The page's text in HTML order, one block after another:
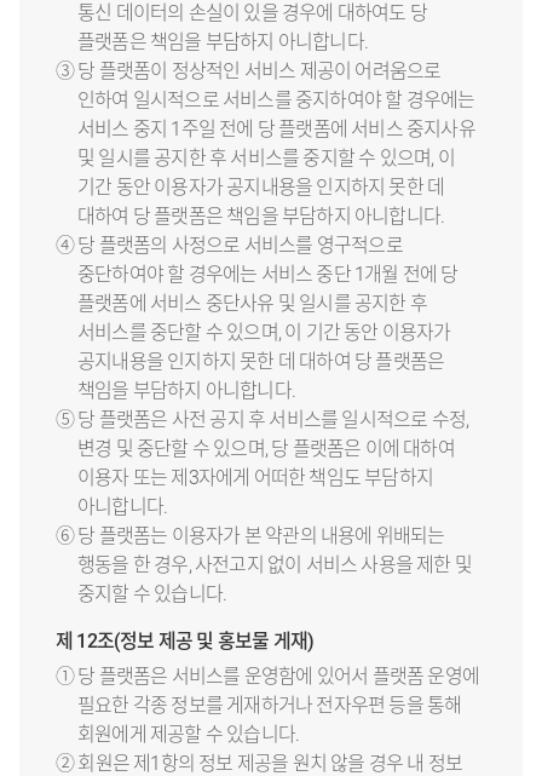
통신 데이터의 손실이 있을 경우에 대하여도 당
플랫폼은 책임을 부담하지 아니합니다.
③ 당 플랫폼이 정상적인 서비스 제공이 어려움으로
인하여 일시적으로 서비스를 중지하여야 할 경우에는
서비스 중지 1주일 전에 당 플랫폼에 서비스 중지사유
및 일시를 공지한 후 서비스를 중지할 수 있으며, 이
기간 동안 이용자가 공지내용을 인지하지 못한 데
대하여 당 플랫폼은 책임을 부담하지 아니합니다.
④ 당 플랫폼의 사정으로 서비스를 영구적으로
중단하여야 할 경우에는 서비스 중단 1개월 전에 당
플랫폼에 서비스 중단사유 및 일시를 공지한 후
서비스를 중단할 수 있으며, 이 기간 동안 이용자가
공지내용을 인지하지 못한 데 대하여 당 플랫폼은
책임을 부담하지 아니합니다.
⑤ 당 플랫폼은 사전 공지 후 서비스를 일시적으로 수정,
변경 및 중단할 수 있으며, 당 플랫폼은 이에 대하여
이용자 또는 제3자에게 어떠한 책임도 부담하지
아니합니다.
⑥ 당 플랫폼는 이용자가 본 약관의 내용에 위배되는
행동을 한 경우, 사전고지 없이 서비스 사용을 제한 및
중지할 수 있습니다.
제 12조(정보 제공 및 홍보물 게재)
① 당 플랫폼은 서비스를 운영함에 있어서 플랫폼 운영에
필요한 각종 정보를 게재하거나 전자우편 등을 통해
회원에게 제공할 수 있습니다.
② 회원은 제1항의 정보 제공을 원치 않을 경우 내 정보